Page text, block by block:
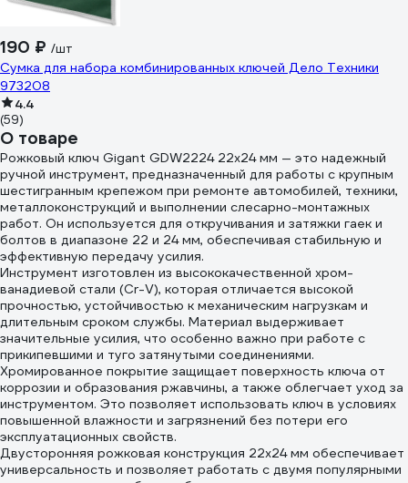
190 ₽ /шт
Сумка для набора комбинированных ключей Дело Техники
973208
4.4
(59)
О товаре
Рожковый ключ Gigant GDW2224 22x24 мм — это надежный
ручной инструмент, предназначенный для работы с крупным
шестигранным крепежом при ремонте автомобилей, техники,
металлоконструкций и выполнении слесарно-монтажных
работ. Он используется для откручивания и затяжки гаек и
болтов в диапазоне 22 и 24 мм, обеспечивая стабильную и
эффективную передачу усилия.
Инструмент изготовлен из высококачественной хром-
ванадиевой стали (Cr-V), которая отличается высокой
прочностью, устойчивостью к механическим нагрузкам и
длительным сроком службы. Материал выдерживает
значительные усилия, что особенно важно при работе с
прикипевшими и туго затянутыми соединениями.
Хромированное покрытие защищает поверхность ключа от
коррозии и образования ржавчины, а также облегчает уход за
инструментом. Это позволяет использовать ключ в условиях
повышенной влажности и загрязнений без потери его
эксплуатационных свойств.
Двусторонняя рожковая конструкция 22x24 мм обеспечивает
универсальность и позволяет работать с двумя популярными